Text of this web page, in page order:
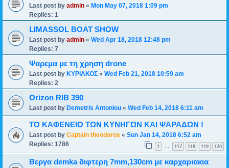
Last post by admin « Mon May 07, 2018 1:09 pm
Replies: 1
LIMASSOL BOAT SHOW
Last post by admin « Wed Apr 18, 2018 12:48 pm
Replies: 7
Ψαρεμα με τη χρηση drone
Last post by ΚΥΡΙΑΚΟΣ « Wed Feb 21, 2018 10:59 am
Replies: 2
Orizon RIB 390
Last post by Demetris Antoniou « Wed Feb 14, 2018 6:11 am
ΤΟ ΚΑΦΕΝΕΙΟ ΤΩΝ ΚΥΝΗΓΩΝ ΚΑΙ ΨΑΡΑΔΩΝ !
Last post by Captain theodoros « Sun Jan 14, 2018 6:52 am
Replies: 1786 1 117 118 119 120
Βεργα demka διφτερη 7mm,130cm με καρχαριακια